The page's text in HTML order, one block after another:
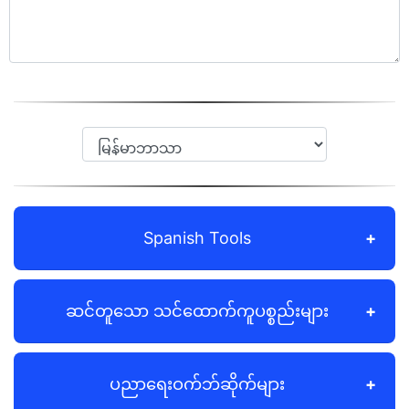
Spanish Tools
ဆင်တူသော သင်ထောက်ကူပစ္စည်းများ
ပညာရေးဝက်ဘ်ဆိုက်များ